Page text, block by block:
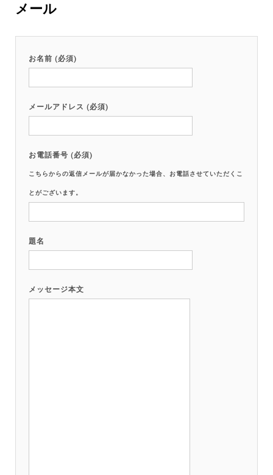
メール
お名前 (必須)
メールアドレス (必須)
お電話番号 (必須)
こちらからの返信メールが届かなかった場合、お電話させていただくこ
とがございます。
題名
メッセージ本文